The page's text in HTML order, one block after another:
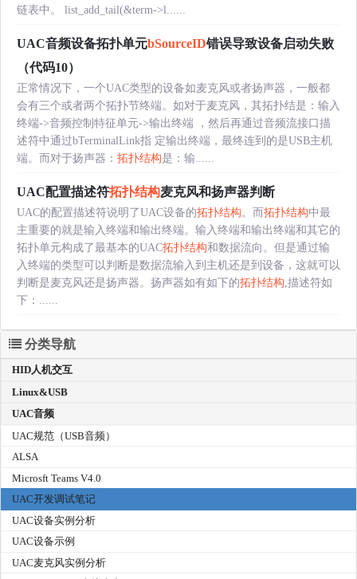
链表中。 list_add_tail(&term->l......
UAC音频设备拓扑单元bSourceID错误导致设备启动失败
（代码10）
正常情况下，一个UAC类型的设备如麦克风或者扬声器，一般都
会有三个或者两个拓扑节终端。如对于麦克风，其拓扑结是：输入
终端->音频控制特征单元->输出终端 ，然后再通过音频流接口描
述符中通过bTerminalLink指 定输出终端，最终连到的是USB主机
端。而对于扬声器： 拓扑结构是：输......
UAC配置描述符拓扑结构麦克风和扬声器判断
UAC的配置描述符说明了UAC设备的拓扑结构。而拓扑结构中最
主重要的就是输入终端和输出终端。输入终端和输出终端和其它的
拓扑单元构成了最基本的UAC拓扑结构和数据流向。但是通过输
入终端的类型可以判断是数据流输入到主机还是到设备，这就可以
判断是麦克风还是扬声器。扬声器如有如下的拓扑结构,描述符如
下：......
分类导航
HID人机交互
Linux&USB
UAC音频
UAC规范（USB音频）
ALSA
Microsft Teams V4.0
UAC开发调试笔记
UAC设备实例分析
UAC设备示例
UAC麦克风实例分析